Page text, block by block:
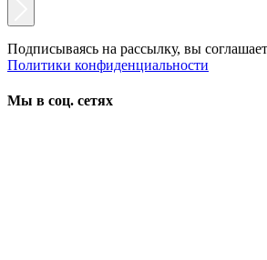
Подписываясь на рассылку, вы
Политики конфиденциальности
Мы в соц. сетях